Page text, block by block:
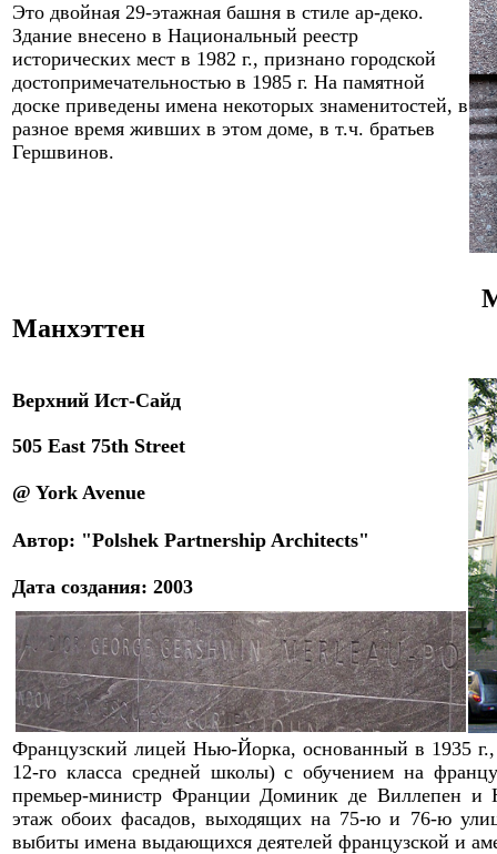
Это двойная 29-этажная башня в стиле ар-деко.
Здание внесено в Национальный реестр
исторических мест в 1982 г., признано городской
достопримечательностью в 1985 г. На памятной
доске приведены имена некоторых знаменитостей, в
разное время живших в этом доме, в т.ч. братьев
Гершвинов.
Манхэттен
Верхний Ист-Сайд
505 East 75th Street
@ York Avenue
Автор: "Polshek Partnership Architects"
Дата создания: 2003
Французский лицей Нью-Йорка, основанный в 1935
12-го класса средней школы) с обучением на
премьер-министр Франции Доминик де Виллепен и
этаж обоих фасадов, выходящих на 75-ю и 76-ю
выбиты имена выдающихся деятелей французской и